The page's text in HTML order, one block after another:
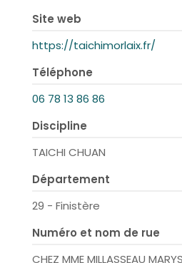
Site web
https://taichimorlaix.fr/
Téléphone
06 78 13 86 86
Discipline
TAICHI CHUAN
Département
29 - Finistère
Numéro et nom de rue
CHEZ MME MILLASSEAU